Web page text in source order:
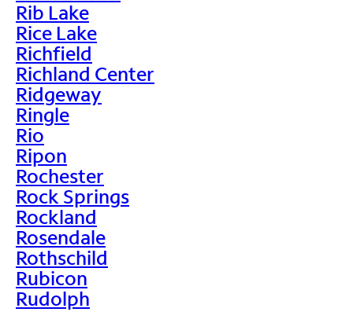
Rib Lake
Rice Lake
Richfield
Richland Center
Ridgeway
Ringle
Rio
Ripon
Rochester
Rock Springs
Rockland
Rosendale
Rothschild
Rubicon
Rudolph